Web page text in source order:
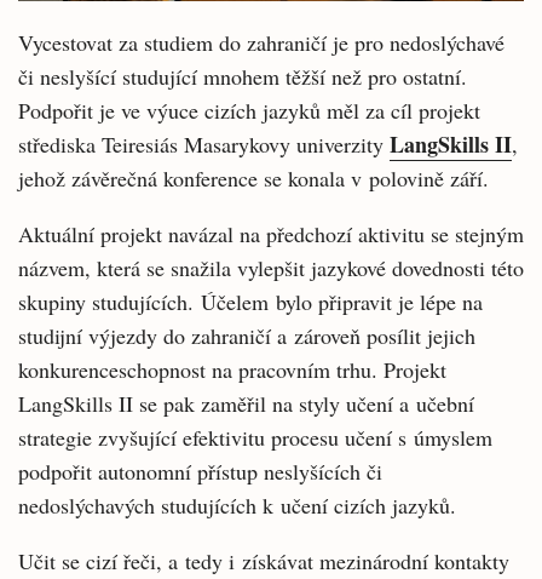
Vycestovat za studiem do zahraničí je pro nedoslýchavé
či neslyšící studující mnohem těžší než pro ostatní.
Podpořit je ve výuce cizích jazyků měl za cíl projekt
střediska Teiresiás Masarykovy univerzity LangSkills II,
jehož závěrečná konference se konala v polovině září.
Aktuální projekt navázal na předchozí aktivitu se stejným
názvem, která se snažila vylepšit jazykové dovednosti této
skupiny studujících. Účelem bylo připravit je lépe na
studijní výjezdy do zahraničí a zároveň posílit jejich
konkurenceschopnost na pracovním trhu. Projekt
LangSkills II se pak zaměřil na styly učení a učební
strategie zvyšující efektivitu procesu učení s úmyslem
podpořit autonomní přístup neslyšících či
nedoslýchavých studujících k učení cizích jazyků.
Učit se cizí řeči, a tedy i získávat mezinárodní kontakty